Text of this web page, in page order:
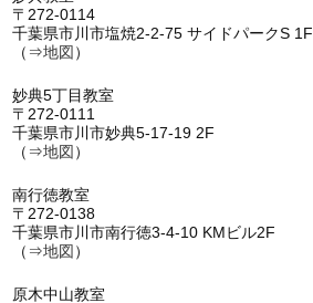
〒272-0114
千葉県市川市塩焼2-2-75 サイドパークS 1F
（⇒地図 ）
妙典5丁目教室
〒272-0111
千葉県市川市妙典5-17-19 2F
（⇒地図 ）
南行徳教室
〒272-0138
千葉県市川市南行徳3-4-10 KMビル2F
（⇒地図 ）
原木中山教室